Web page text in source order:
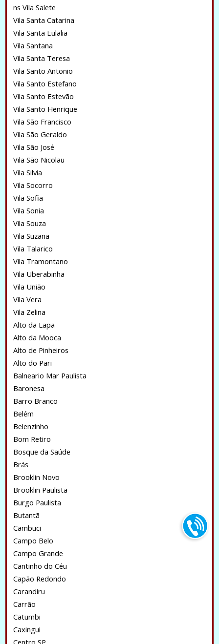
ns Vila Salete
Vila Santa Catarina
Vila Santa Eulalia
Vila Santana
Vila Santa Teresa
Vila Santo Antonio
Vila Santo Estefano
Vila Santo Estevão
Vila Santo Henrique
Vila São Francisco
Vila São Geraldo
Vila São José
Vila São Nicolau
Vila Silvia
Vila Socorro
Vila Sofia
Vila Sonia
Vila Souza
Vila Suzana
Vila Talarico
Vila Tramontano
Vila Uberabinha
Vila União
Vila Vera
Vila Zelina
Alto da Lapa
Alto da Mooca
Alto de Pinheiros
Alto do Pari
Balneario Mar Paulista
Baronesa
Barro Branco
Belém
Belenzinho
Bom Retiro
Bosque da Saúde
Brás
Brooklin Novo
Brooklin Paulista
Burgo Paulista
Butantã
Cambuci
Campo Belo
Campo Grande
Cantinho do Céu
Capão Redondo
Carandiru
Carrão
Catumbi
Caxingui
Centro SP